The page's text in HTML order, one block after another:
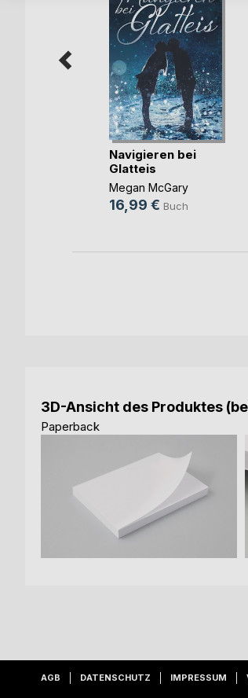
Navigieren bei
Glatteis
Megan McGary
16,99 € Buch
3D-Ansicht des Produktes
Paperback
AGB DATENSCHUTZ IMPRESSUM